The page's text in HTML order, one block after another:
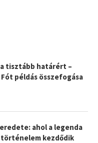
tisztább határért –
példás összefogása
ahol a legenda
kezdődik